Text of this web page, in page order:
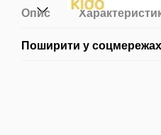
Опис
Поширити у соцмережах